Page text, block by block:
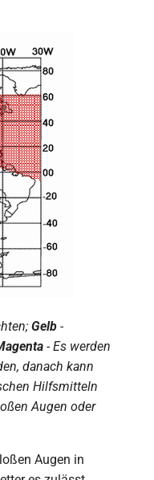
Gelb -
- Es werden
danach kann
Hilfsmitteln
Augen oder
Augen in